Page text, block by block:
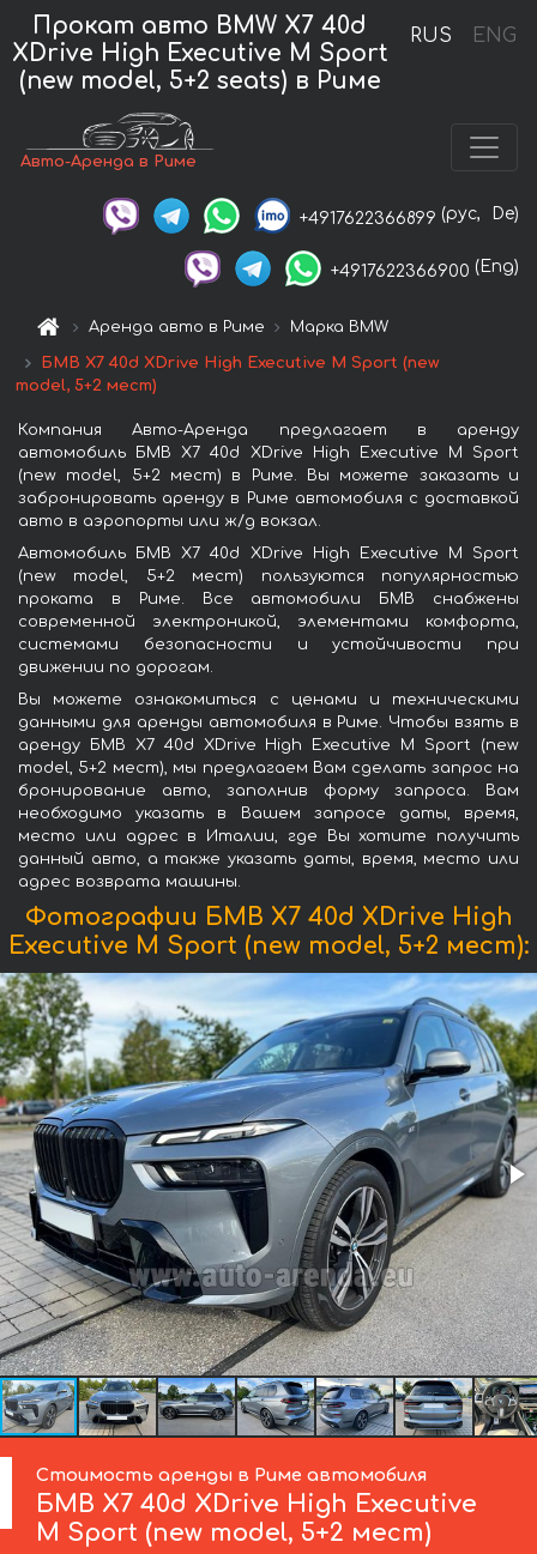
RUS ENG
Прокат авто BMW X7 40d
XDrive High Executive M Sport
(new model, 5+2 seats) в Риме
Авто-Аренда в Риме
+4917622366899 (рус, De)
+4917622366900 (Eng)
Аренда авто в Риме Марка BMW
БМВ X7 40d XDrive High Executive M Sport (new
model, 5+2 мест)
Компания Авто-Аренда предлагает в аренду
автомобиль БМВ X7 40d XDrive High Executive M Sport
(new model, 5+2 мест) в Риме. Вы можете заказать и
забронировать аренду в Риме автомобиля с доставкой
авто в аэропорты или ж/д вокзал.
Автомобиль БМВ X7 40d XDrive High Executive M Sport
(new model, 5+2 мест) пользуются популярностью
проката в Риме. Все автомобили БМВ снабжены
современной электроникой, элементами комфорта,
системами безопасности и устойчивости при
движении по дорогам.
Вы можете ознакомиться с ценами и техническими
данными для аренды автомобиля в Риме. Чтобы взять в
аренду БМВ X7 40d XDrive High Executive M Sport (new
model, 5+2 мест), мы предлагаем Вам сделать запрос на
бронирование авто, заполнив форму запроса. Вам
необходимо указать в Вашем запросе даты, время,
место или адрес в Италии, где Вы хотите получить
данный авто, а также указать даты, время, место или
адрес возврата машины.
Фотографии БМВ X7 40d XDrive High
Executive M Sport (new model, 5+2 мест):
Стоимость аренды в Риме автомобиля
БМВ X7 40d XDrive High Executive
M Sport (new model, 5+2 мест)